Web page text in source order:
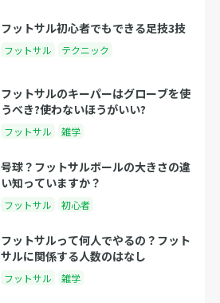
フットサル初心者でもできる足技3技
フットサル テクニック
フットサルのキーパーはグローブを使
うべき?使わないほうがいい?
フットサル 雑学
号球？フットサルボールの大きさの違
い知っていますか？
フットサル 初心者
フットサルって何人でやるの？フット
サルに関係する人数のはなし
フットサル 雑学